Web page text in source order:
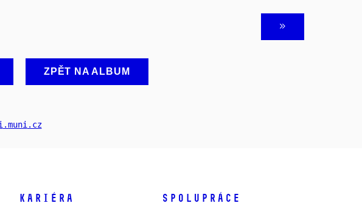
ZPĚT NA ALBUM
.muni .cz
KARIÉRA SPOLUPRÁCE